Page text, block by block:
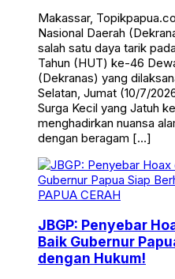
Makassar,
Nasional Daerah
salah satu daya tarik
Tahun (HUT) ke-46
(Dekranas) yang
Selatan, Jumat (10/7/
Surga Kecil yang Jatuh
menghadirkan nuansa
dengan beragam […]
PAPUA CERAH
JBGP: Penyebar
Baik Gubernur
dengan Hukum!